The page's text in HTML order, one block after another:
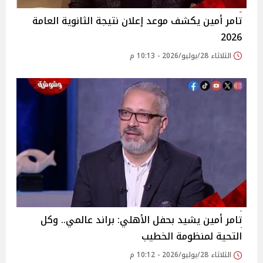
تامر أمين يكشف موعد إعلان نتيجة الثانوية العامة
2026
الثلاثاء 28/يوليو/2026 - 10:13 م
تامر أمين يشيد بحفل الأهلي: براند عالمي.. وكل
التحية لمنظومة الخطيب
الثلاثاء 28/يوليو/2026 - 10:12 م